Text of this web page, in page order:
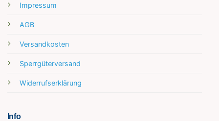
Impressum
AGB
Versandkosten
Sperrgüterversand
Widerrufserklärung
Info